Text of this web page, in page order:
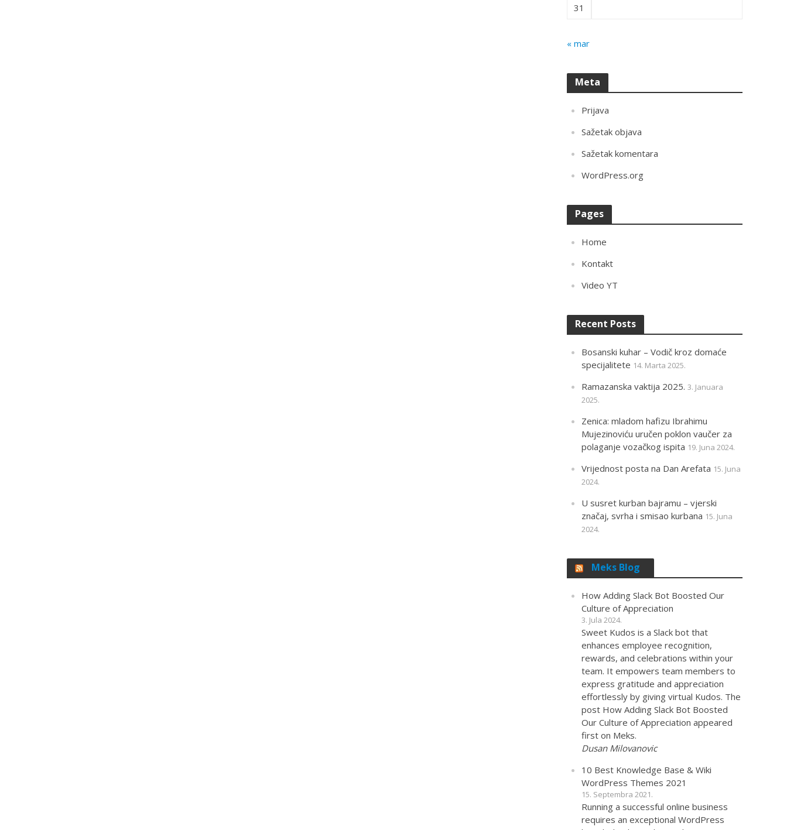
31
« mar
Meta
Prijava
Sažetak objava
Sažetak komentara
WordPress.org
Pages
Home
Kontakt
Video YT
Recent Posts
Bosanski kuhar – Vodič kroz domaće
specijalitete 14. Marta 2025.
Ramazanska vaktija 2025. 3. Januara
2025.
Zenica: mladom hafizu Ibrahimu
Mujezinoviću uručen poklon vaučer za
polaganje vozačkog ispita 19. Juna 2024.
Vrijednost posta na Dan Arefata 15. Juna
2024.
U susret kurban bajramu – vjerski
značaj, svrha i smisao kurbana 15. Juna
2024.
Meks Blog
How Adding Slack Bot Boosted Our
Culture of Appreciation
3. Jula 2024.
Sweet Kudos is a Slack bot that
enhances employee recognition,
rewards, and celebrations within your
team. It empowers team members to
express gratitude and appreciation
effortlessly by giving virtual Kudos. The
post How Adding Slack Bot Boosted
Our Culture of Appreciation appeared
first on Meks.
Dusan Milovanovic
10 Best Knowledge Base & Wiki
WordPress Themes 2021
15. Septembra 2021.
Running a successful online business
requires an exceptional WordPress